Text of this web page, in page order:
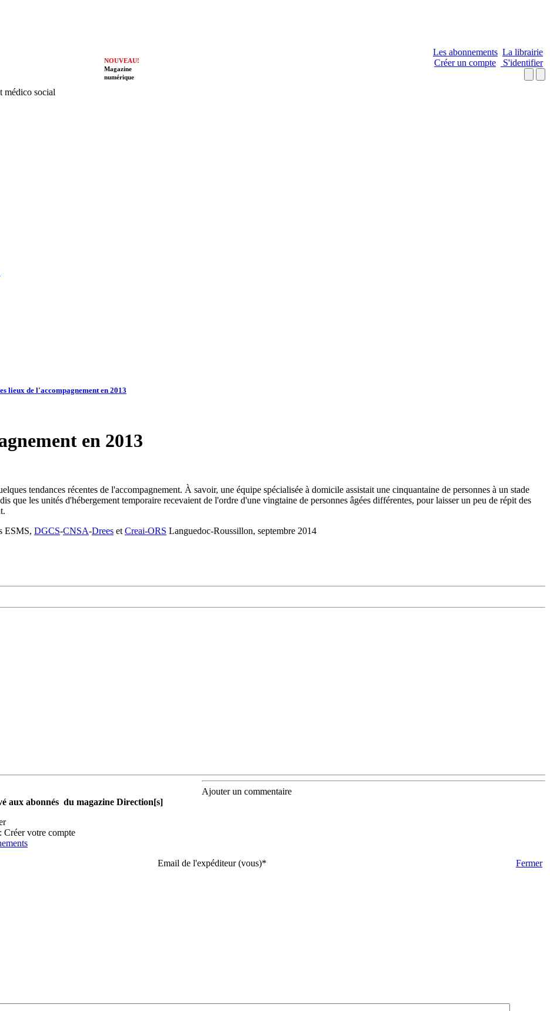
Les abonnements La librairie
Créer un compte
S'identifier
NOUVEAU!
Magazine
numérique
médico social
lieux de l'accompagnement en 2013
en 2013
tendances récentes de l'accompagnement. À savoir, une équipe spécialisée à domicile assistait une cinquantaine de personnes à un stade
que les unités d'hébergement temporaire recevaient de l'ordre d'une vingtaine de personnes âgées différentes, pour laisser un peu de répit des
ESMS, DGCS-CNSA-Drees et Creai-ORS Languedoc-Roussillon, septembre 2014
Ajouter un commentaire
aux abonnés du magazine Direction[s]
Créer votre compte
Fermer
Email de l'expéditeur (vous)*